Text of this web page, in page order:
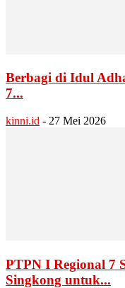
Berbagi di Idul
7...
kinni.id - 27 Mei 2026
PTPN I Regional 7
Singkong untuk...